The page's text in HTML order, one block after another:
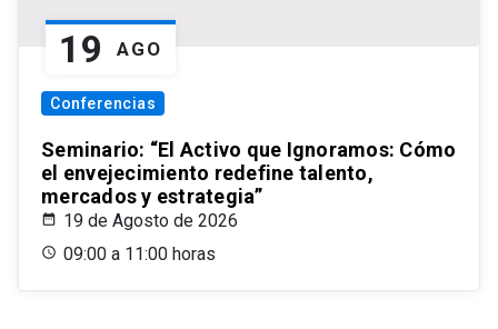
19 AGO
Conferencias
Seminario: “El Activo que Ignoramos: Cómo
el envejecimiento redefine talento,
mercados y estrategia”
19 de Agosto de 2026
09:00 a 11:00 horas